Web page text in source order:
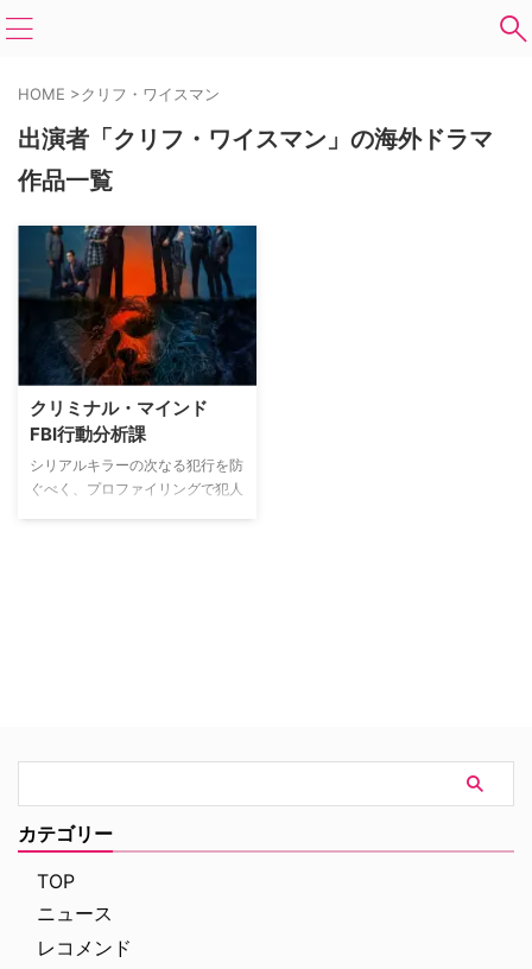
HOME >クリフ・ワイスマン
出演者「クリフ・ワイスマン」の海外ドラマ
作品一覧
クリミナル・マインド
FBI行動分析課
シリアルキラーの次なる犯行を防
ぐべく、プロファイリングで犯人
カテゴリー
TOP
ニュース
レコメンド